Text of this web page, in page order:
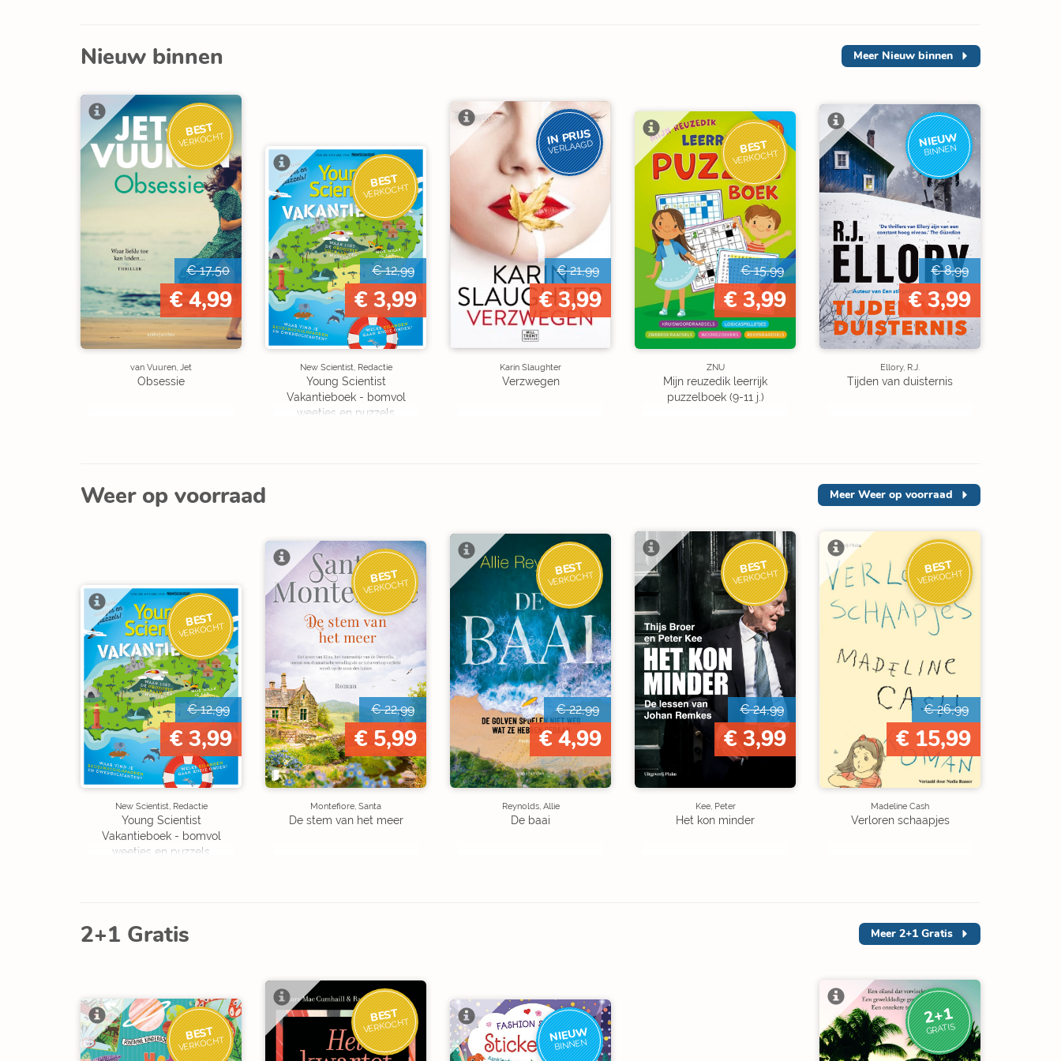
Nieuw binnen Meer Nieuw binnen
BEST
VERKOCHT
€ 17,50
€ 4,99
van Vuuren, Jet
Obsessie
BEST
VERKOCHT
€ 12,99
€ 3,99
New Scientist, Redactie
Young Scientist
Vakantieboek - bomvol
weetjes en puzzels
IN PRIJS
VERLAAGD
€ 21,99
€ 3,99
Karin Slaughter
Verzwegen
BEST
VERKOCHT
€ 15,99
€ 3,99
ZNU
Mijn reuzedik leerrijk
puzzelboek (9-11 j.)
NIEUW
BINNEN
€ 8,99
€ 3,99
Ellory, R.J.
Tijden van duisternis
Weer op voorraad Meer Weer op voorraad
BEST
VERKOCHT
€ 12,99
€ 3,99
New Scientist, Redactie
Young Scientist
Vakantieboek - bomvol
weetjes en puzzels
BEST
VERKOCHT
€ 22,99
€ 5,99
Montefiore, Santa
De stem van het meer
BEST
VERKOCHT
€ 22,99
€ 4,99
Reynolds, Allie
De baai
BEST
VERKOCHT
€ 24,99
€ 3,99
Kee, Peter
Het kon minder
BEST
VERKOCHT
€ 26,99
€ 15,99
Madeline Cash
Verloren schaapjes
2+1 Gratis Meer 2+1 Gratis
BEST
VERKOCHT
BEST
VERKOCHT NIEUW
BINNEN
2+1
GRATIS